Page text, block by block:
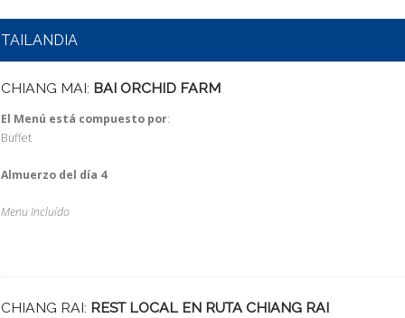
TAILANDIA
CHIANG MAI: BAI ORCHID FARM
El Menú está compuesto por:
Buffet
Almuerzo del día 4
Menu Incluído
CHIANG RAI: REST LOCAL EN RUTA CHIANG RAI